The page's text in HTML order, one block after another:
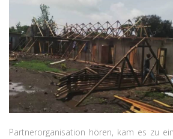
Partnerorganisation hören, kam es zu